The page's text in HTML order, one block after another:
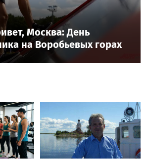
Москва: День
на Воробьевых горах